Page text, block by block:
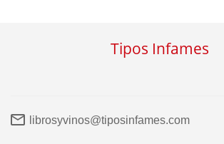
Tipos Infames
librosyvinos@tiposinfames.com